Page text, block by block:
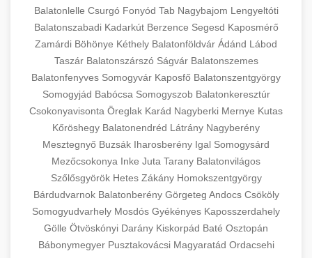
Balatonlelle Csurgó Fonyód Tab Nagybajom Lengyeltóti
Balatonszabadi Kadarkút Berzence Segesd Kaposmérő
Zamárdi Böhönye Kéthely Balatonföldvár Ádánd Lábod
Taszár Balatonszárszó Ságvár Balatonszemes
Balatonfenyves Somogyvár Kaposfő Balatonszentgyörgy
Somogyjád Babócsa Somogyszob Balatonkeresztúr
Csokonyavisonta Öreglak Karád Nagyberki Mernye Kutas
Kőröshegy Balatonendréd Látrány Nagyberény
Mesztegnyő Buzsák Iharosberény Igal Somogysárd
Mezőcsokonya Inke Juta Tarany Balatonvilágos
Szőlősgyörök Hetes Zákány Homokszentgyörgy
Bárdudvarnok Balatonberény Görgeteg Andocs Csököly
Somogyudvarhely Mosdós Gyékényes Kaposszerdahely
Gölle Ötvöskónyi Darány Kiskorpád Baté Osztopán
Bábonymegyer Pusztakovácsi Magyaratád Ordacsehi